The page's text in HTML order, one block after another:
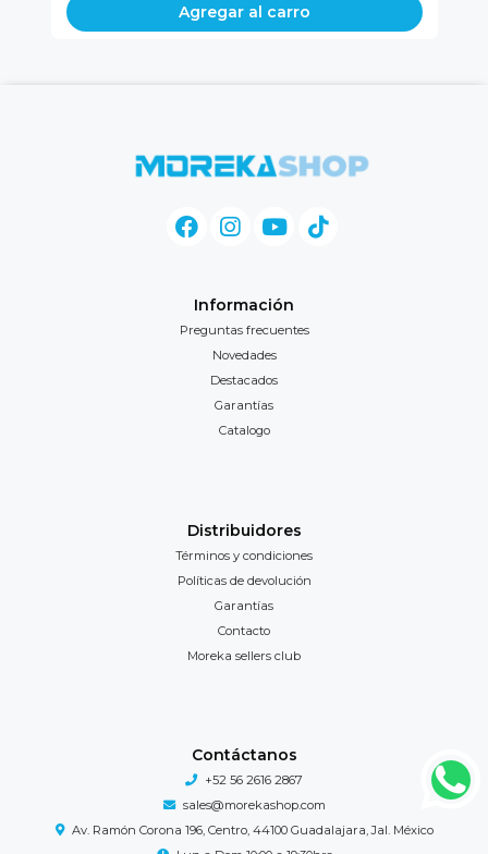
Agregar al carro
Información
Preguntas frecuentes
Novedades
Destacados
Garantías
Catalogo
Distribuidores
Términos y condiciones
Políticas de devolución
Garantías
Contacto
Moreka sellers club
Contáctanos
+52 56 2616 2867
sales@morekashop.com
Av. Ramón Corona 196, Centro, 44100 Guadalajara, Jal. México